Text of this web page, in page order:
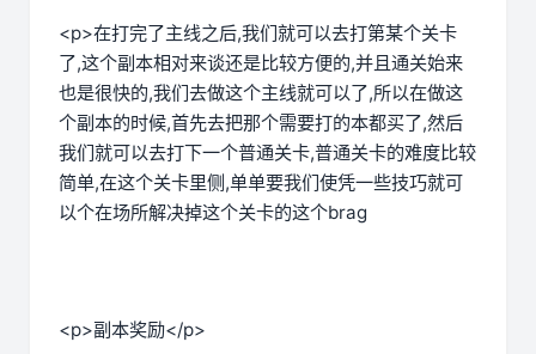
<p>在打完了主线之后,我们就可以去打第某个关卡
了,这个副本相对来谈还是比较方便的,并且通关始来
也是很快的,我们去做这个主线就可以了,所以在做这
个副本的时候,首先去把那个需要打的本都买了,然后
我们就可以去打下一个普通关卡,普通关卡的难度比较
简单,在这个关卡里侧,单单要我们使凭一些技巧就可
以个在场所解决掉这个关卡的这个brag
<p>副本奖励</p>